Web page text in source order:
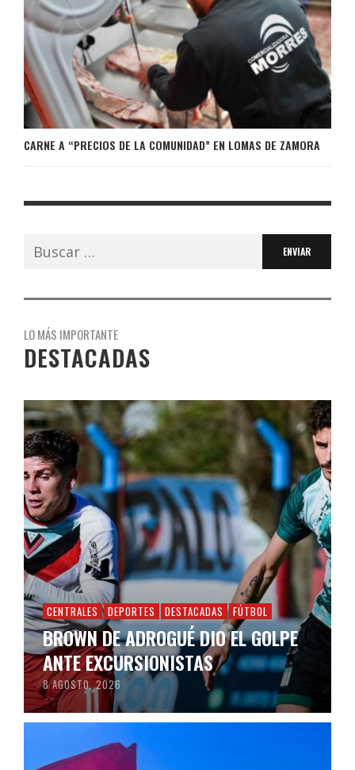
CARNE A “PRECIOS DE LA COMUNIDAD” EN LOMAS DE ZAMORA
Buscar:
LO MÁS IMPORTANTE
DESTACADAS
CENTRALES DEPORTES DESTACADAS FÚTBOL
BROWN DE ADROGUÉ DIO EL GOLPE
ANTE EXCURSIONISTAS
8 AGOSTO, 2026